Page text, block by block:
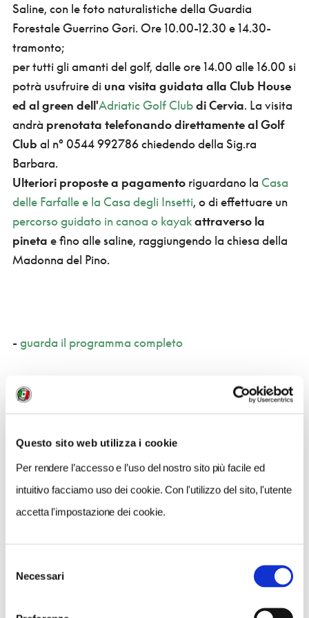
Questo sito web utilizza i cookie
Per rendere l’accesso e l’uso del nostro sito più facile ed
intuitivo facciamo uso dei cookie. Con l'utilizzo del sito, l'utente
accetta l'impostazione dei cookie.
delNecessari
Saline, con le foto naturalistiche della Guardia
Forestale Guerrino Gori. Ore 10.00-12.30 e 14.30-
tramonto;
per tutti gli amanti del golf, dalle ore 14.00 alle 16.00 si
potrà usufruire di una visita guidata alla Club House
ed al green dell'Adriatic Golf Clubdi Cervia. La visita
andrà prenotata telefonando direttamente al Golf
Club al n° 0544 992786 chiedendo della Sig.ra
Barbara.
Ulteriori proposte a pagamentoriguardano la Casa
delle Farfalle e la Casa degli Insetti, o di effettuare un
percorso guidato in canoa o kayakattraverso la
pineta e fino alle saline, raggiungendo la chiesa della
Madonna del Pino.
- guarda il programma completo
-scarica elenco offerte di alloggio
INFO PRATICHE
Presentarsi al gazebo TCI nei 15' che precedono l'orario